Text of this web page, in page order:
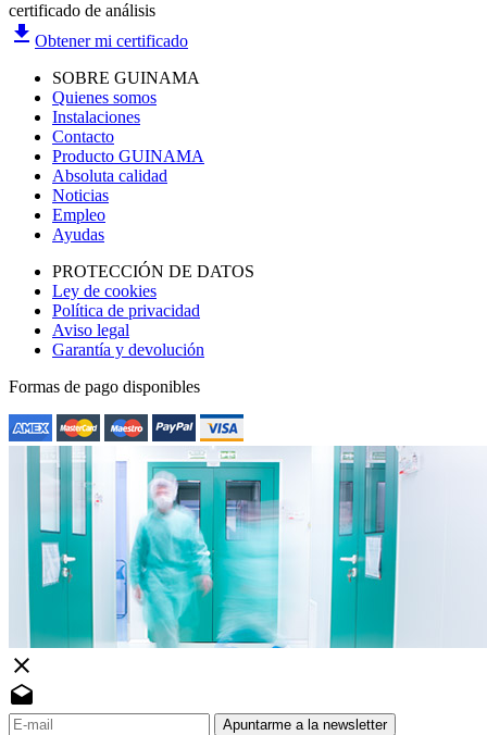
certificado de análisis
file_download Obtener mi certificado
SOBRE GUINAMA
Quienes somos
Instalaciones
Contacto
Producto GUINAMA
Absoluta calidad
Noticias
Empleo
Ayudas
PROTECCIÓN DE DATOS
Ley de cookies
Política de privacidad
Aviso legal
Garantía y devolución
Formas de pago disponibles
close
drafts
Apuntarme a la newsletter